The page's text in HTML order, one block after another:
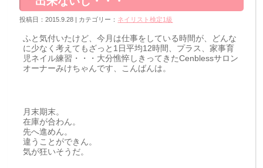
投稿日：2015.9.28 | カテゴリー： ネイリスト検定1級
ふと気付いたけど、今月は仕事をしている時間が、どんな
に少なく考えてもざっと1日平均12時間、プラス、家事育
児ネイル練習・・・大分憔悴しきってきたCenblessサロン
オーナーみけちゃんです、こんばんは。
月末期末。
在庫が合わん。
先へ進めん。
違うことができん。
気が狂いそうだ。